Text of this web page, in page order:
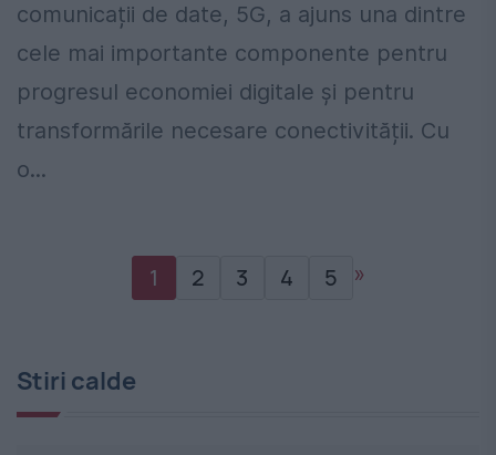
comunicații de date, 5G, a ajuns una dintre
cele mai importante componente pentru
progresul economiei digitale și pentru
transformările necesare conectivității. Cu
o...
1 2 3 4 5 »
Stiri calde